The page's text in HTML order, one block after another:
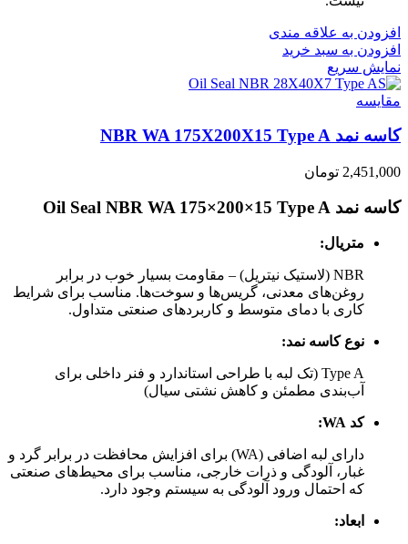
افزودن به علاقه مندی
افزودن به سبد خرید
نمایش سریع
مقايسه
کاسه نمد NBR WA 175X200X15 Type A
2,451,000 تومان
کاسه نمد Oil Seal NBR WA 175×200×15 Type A
متریال:
NBR (لاستیک نیتریل) – مقاومت بسیار خوب در برابر
روغن‌های معدنی، گریس‌ها و سوخت‌ها. مناسب برای شرایط
کاری با دمای متوسط و کاربردهای صنعتی متداول.
نوع کاسه نمد:
Type A (تک لبه با طراحی استاندارد و فنر داخلی برای
آب‌بندی مطمئن و کاهش نشتی سیال)
کد WA:
دارای لبه اضافی (WA) برای افزایش محافظت در برابر گرد و
غبار، آلودگی و ذرات خارجی، مناسب برای محیط‌های صنعتی
که احتمال ورود آلودگی به سیستم وجود دارد.
ابعاد: